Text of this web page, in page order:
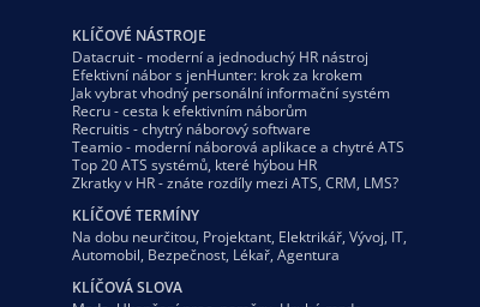
KLÍČOVÉ NÁSTROJE
Datacruit - moderní a jednoduchý HR nástroj
Efektivní nábor s jenHunter: krok za krokem
Jak vybrat vhodný personální informační systém
Recru - cesta k efektivním náborům
Recruitis - chytrý náborový software
Teamio - moderní náborová aplikace a chytré ATS
Top 20 ATS systémů, které hýbou HR
Zkratky v HR - znáte rozdíly mezi ATS, CRM, LMS?
KLÍČOVÉ TERMÍNY
Na dobu neurčitou, Projektant, Elektrikář, Vývoj, IT,
Automobil, Bezpečnost, Lékař, Agentura
KLÍČOVÁ SLOVA